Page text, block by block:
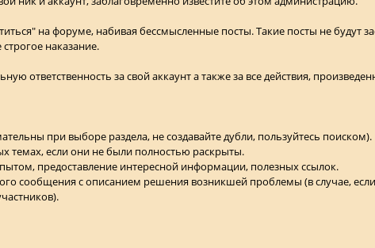
на форуме, набивая бессмысленные посты. Такие посты не будут
наказание.
ответственность за свой аккаунт а также за все действия,
при выборе раздела, не создавайте дубли, пользуйтесь поиском).
темах, если они не были полностью раскрыты.
предоставление интересной информации, полезных ссылок.
сообщения с описанием решения возникшей проблемы (в случае, если